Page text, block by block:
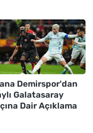
Demirspor'dan
Galatasaray
Dair Açıklama